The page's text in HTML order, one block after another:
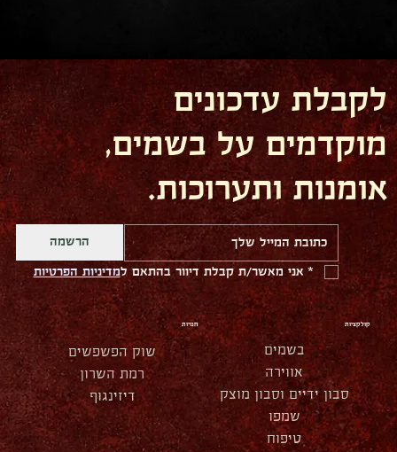
חנויות
שוק הפשפשים
רמת השרון
דיזינגוף
קולקציות
בשמים
אווירה
סבון ידיים וסבון מוצק
שמפו
טיפוח
לקבלת עדכונים
מוקדמים על בשמים,
אומנות ותערוכות.
הרשמה
* אני מאשר/ת קבלת דיוור בהתאם למדיניות הפרטיות